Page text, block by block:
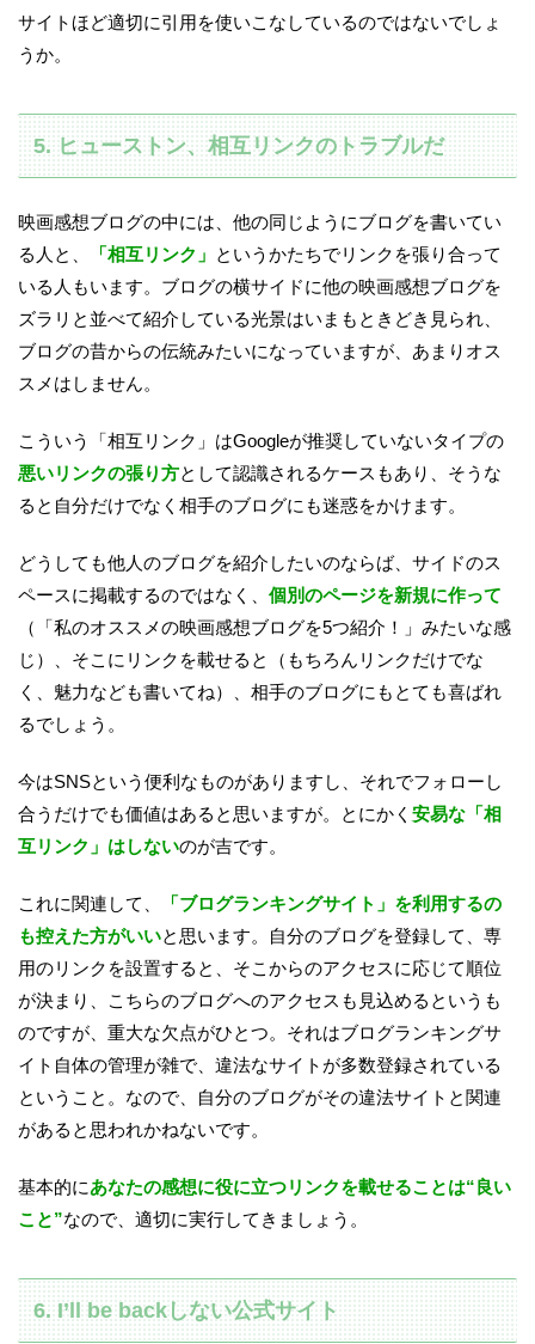
サイトほど適切に引用を使いこなしているのではないでしょ
うか。
5. ヒューストン、相互リンクのトラブルだ
映画感想ブログの中には、他の同じようにブログを書いてい
る人と、
「相互リンク」 というかたちでリンクを張り合って
いる人もいます。ブログの横サイドに他の映画感想ブログを
ズラリと並べて紹介している光景はいまもときどき見られ、
ブログの昔からの伝統みたいになっていますが、あまりオス
スメはしません。
こういう「相互リンク」はGoogleが推奨していないタイプの
悪いリンクの張り方として認識されるケースもあり、そうな
ると自分だけでなく相手のブログにも迷惑をかけます。
どうしても他人のブログを紹介したいのならば、サイドのス
ペースに掲載するのではなく、 個別のページを新規に作って
（「私のオススメの映画感想ブログを5つ紹介！」みたいな感
じ）、そこにリンクを載せると（もちろんリンクだけでな
く、魅力なども書いてね）、相手のブログにもとても喜ばれ
るでしょう。
今はSNSという便利なものがありますし、それでフォローし
合うだけでも価値はあると思いますが。とにかく 安易な「相
互リンク」はしないのが吉です。
これに関連して、
「ブログランキングサイト」を利用するの
も控えた方がいいと思います。自分のブログを登録して、専
用のリンクを設置すると、そこからのアクセスに応じて順位
が決まり、こちらのブログへのアクセスも見込めるというも
のですが、重大な欠点がひとつ。それはブログランキングサ
イト自体の管理が雑で、違法なサイトが多数登録されている
ということ。なので、自分のブログがその違法サイトと関連
があると思われかねないです。
基本的にあなたの感想に役に立つリンクを載せることは“良い
こと”なので、適切に実行してきましょう。
6. I’ll be backしない公式サイト